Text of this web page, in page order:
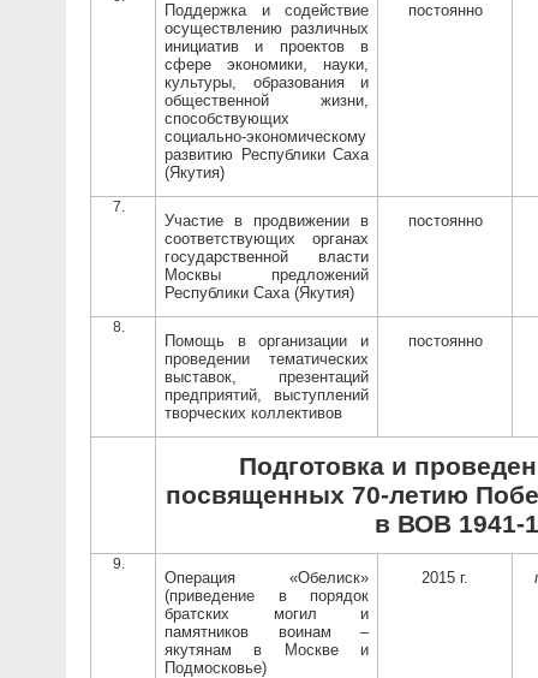
Поддержка и содействие
осуществлению различных
инициатив и проектов в
сфере экономики, науки,
культуры, образования и
общественной жизни,
способствующих
социально-экономическому
развитию Республики Саха
(Якутия)
постоянно
Участие в продвижении в
соответствующих органах
государственной власти
Москвы предложений
Республики Саха (Якутия)
постоянно
Помощь в организации и
проведении тематических
выставок, презентаций
предприятий, выступлений
творческих коллективов
постоянно
Подготовка и
посвященных 70-летию
в ВОВ 1941-
Операция «Обелиск»
(приведение в порядок
братских могил и
памятников воинам –
якутянам в Москве и
Подмосковье)
2015 г.